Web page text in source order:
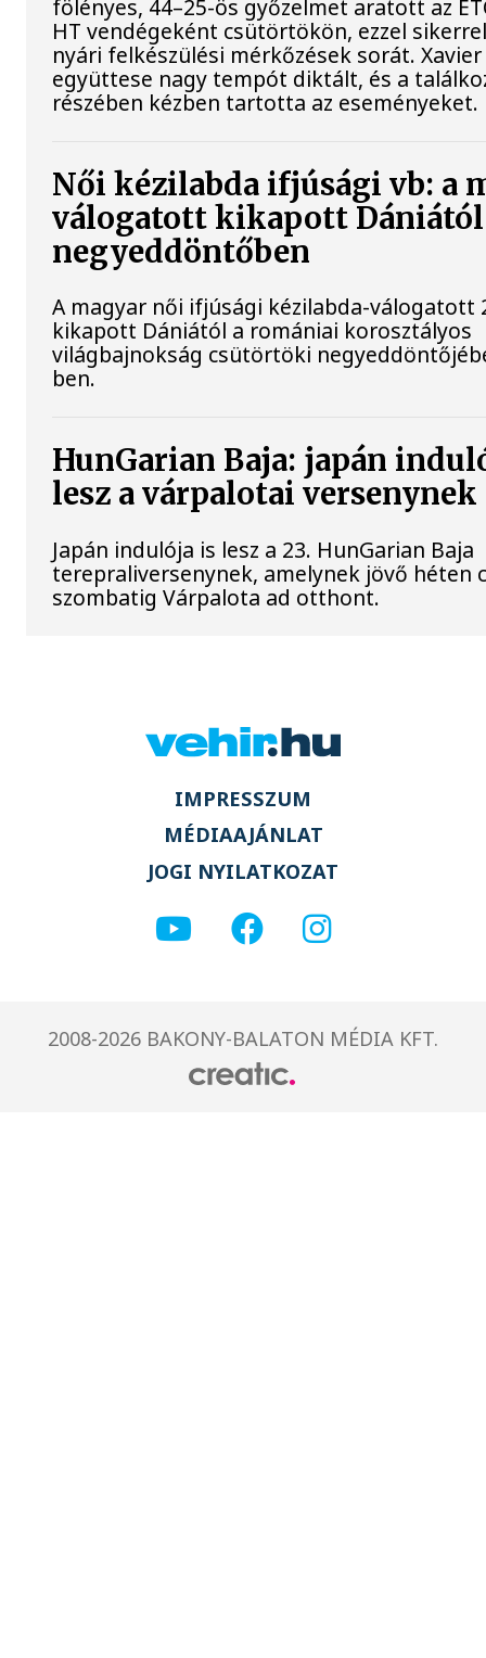
fölényes, 44–25-ös győzelmet aratott az
HT vendégeként csütörtökön, ezzel
nyári felkészülési mérkőzések sorát. Xavier
együttese nagy tempót diktált, és a
részében kézben tartotta az eseményeket.
Női kézilabda ifjúsági vb: a
válogatott kikapott Dániától
negyeddöntőben
A magyar női ifjúsági kézilabda-válogatott
kikapott Dániától a romániai korosztályos
világbajnokság csütörtöki
ben.
HunGarian Baja: japán
lesz a várpalotai versenynek
Japán indulója is lesz a 23. HunGarian Baja
terepraliversenynek, amelynek jövő héten
szombatig Várpalota ad otthont.
IMPRESSZUM
MÉDIAAJÁNLAT
JOGI NYILATKOZAT
2008-2026 BAKONY-BALATON MÉDIA KFT.